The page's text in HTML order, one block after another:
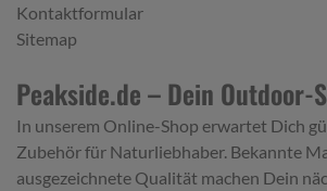
Kontaktformular
Sitemap
Peakside.de – Dein Outdoor-
In unserem Online-Shop erwartet Dich
Zubehör für Naturliebhaber. Bekannte
ausgezeichnete Qualität machen Dein